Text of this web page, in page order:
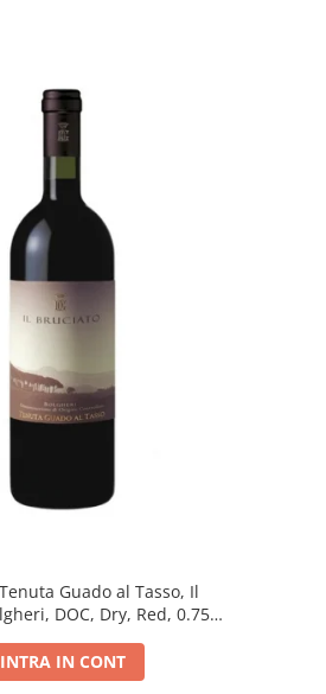
Guado al Tasso, Il
DOC, Dry, Red, 0.75L,
INTRA IN CONT